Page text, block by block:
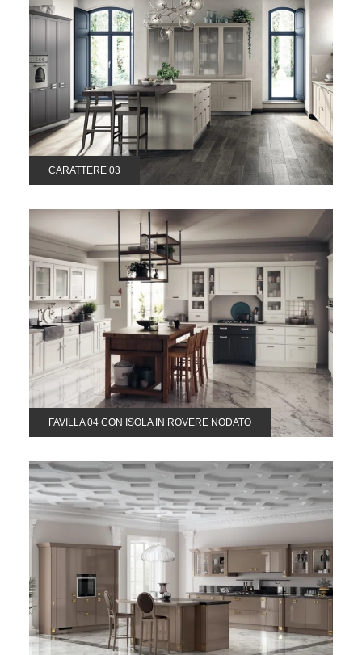
CARATTERE 03
FAVILLA 04 CON ISOLA IN ROVERE NODATO